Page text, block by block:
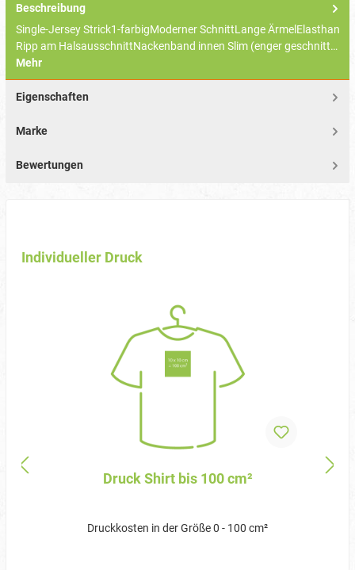
Beschreibung
Single-Jersey Strick1-farbigModerner SchnittLange ÄrmelElasthan
Ripp am HalsausschnittNackenband innen Slim (enger geschnitt…
Mehr
Eigenschaften
Marke
Bewertungen
Individueller Druck
Druck Shirt bis 100 cm²
Druckkosten in der Größe 0 - 100 cm²